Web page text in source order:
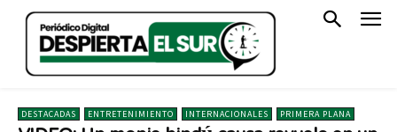
DESTACADAS ENTRETENIMIENTO INTERNACIONALES PRIMERA PLANA